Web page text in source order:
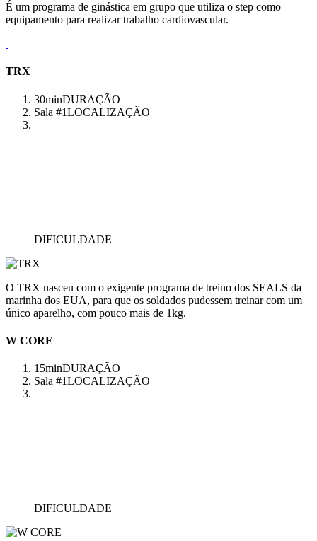
É um programa de ginástica em grupo que utiliza o step como
equipamento para realizar trabalho cardiovascular.
TRX
30minDURAÇÃO
Sala #1LOCALIZAÇÃO
DIFICULDADE
O TRX nasceu com o exigente programa de treino dos SEALS da
marinha dos EUA, para que os soldados pudessem treinar com um
único aparelho, com pouco mais de 1kg.
W CORE
15minDURAÇÃO
Sala #1LOCALIZAÇÃO
DIFICULDADE